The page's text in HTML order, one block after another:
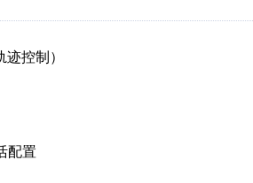
控制）
配置